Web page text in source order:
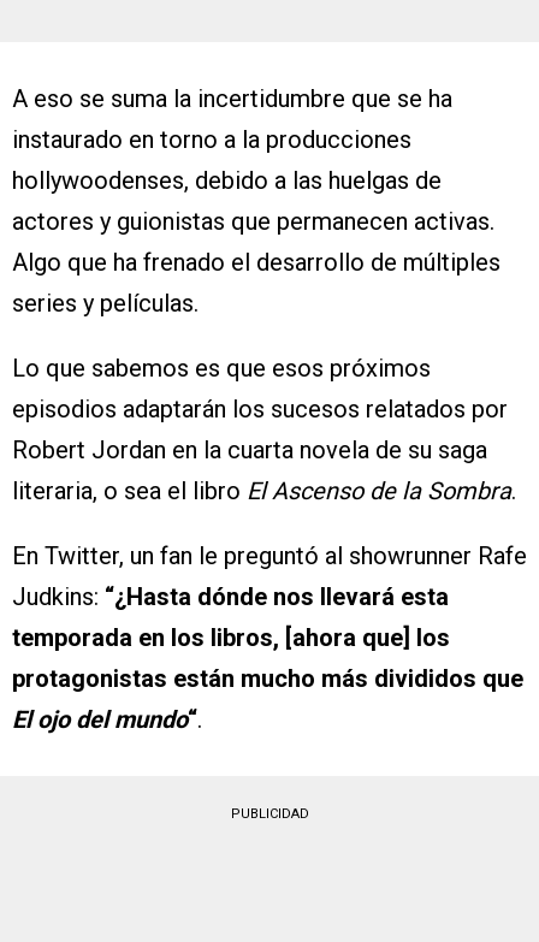
A eso se suma la incertidumbre que se ha
instaurado en torno a la producciones
hollywoodenses, debido a las huelgas de
actores y guionistas que permanecen activas.
Algo que ha frenado el desarrollo de múltiples
series y películas.
Lo que sabemos es que esos próximos
episodios adaptarán los sucesos relatados por
Robert Jordan en la cuarta novela de su saga
literaria, o sea el libro El Ascenso de la Sombra.
En Twitter, un fan le preguntó al showrunner Rafe
Judkins: “¿Hasta dónde nos llevará esta
temporada en los libros, [ahora que] los
protagonistas están mucho más divididos que
El ojo del mundo“.
PUBLICIDAD